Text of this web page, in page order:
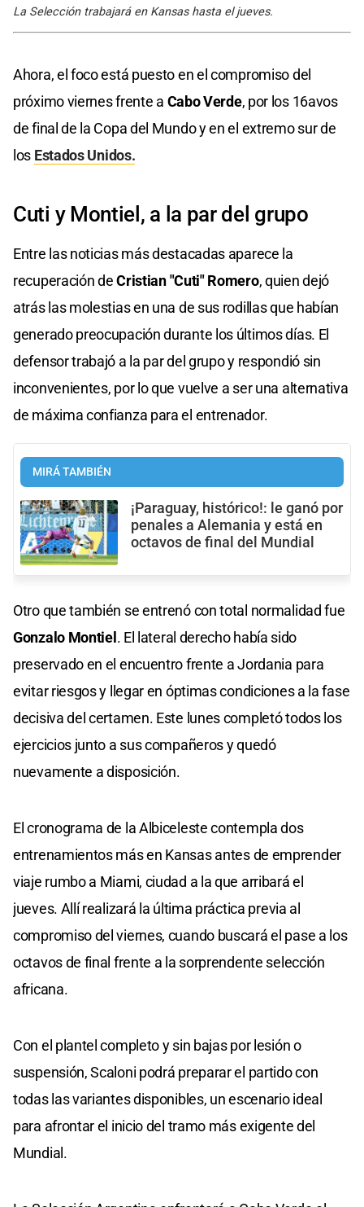
La Selección trabajará en Kansas hasta el jueves.
Ahora, el foco está puesto en el compromiso del
próximo viernes frente a Cabo Verde, por los 16avos
de final de la Copa del Mundo y en el extremo sur de
los Estados Unidos.
Cuti y Montiel, a la par del grupo
Entre las noticias más destacadas aparece la
recuperación deCristian "Cuti" Romero, quien dejó
atrás las molestias en una de sus rodillas que habían
generado preocupación durante los últimos días. El
defensor trabajó a la par del grupo y respondió sin
inconvenientes, por lo que vuelve a ser una alternativa
de máxima confianza para el entrenador.
MIRÁ TAMBIÉN
¡Paraguay, histórico!: le ganó por
penales a Alemania y está en
octavos de final del Mundial
Otro que también se entrenó con total normalidad fue
Gonzalo Montiel . El lateral derecho había sido
preservado en el encuentro frente a Jordania para
evitar riesgos y llegar en óptimas condiciones a la fase
decisiva del certamen. Este lunes completó todos los
ejercicios junto a sus compañeros y quedó
nuevamente a disposición.
El cronograma de la Albiceleste contempla dos
entrenamientos más en Kansas antes de emprender
viaje rumbo a Miami, ciudad a la que arribará el
jueves. Allí realizará la última práctica previa al
compromiso del viernes, cuando buscará el pase a los
octavos de final frente a la sorprendente selección
africana.
Con el plantel completo y sin bajas por lesión o
suspensión, Scaloni podrá preparar el partido con
todas las variantes disponibles, un escenario ideal
para afrontar el inicio del tramo más exigente del
Mundial.